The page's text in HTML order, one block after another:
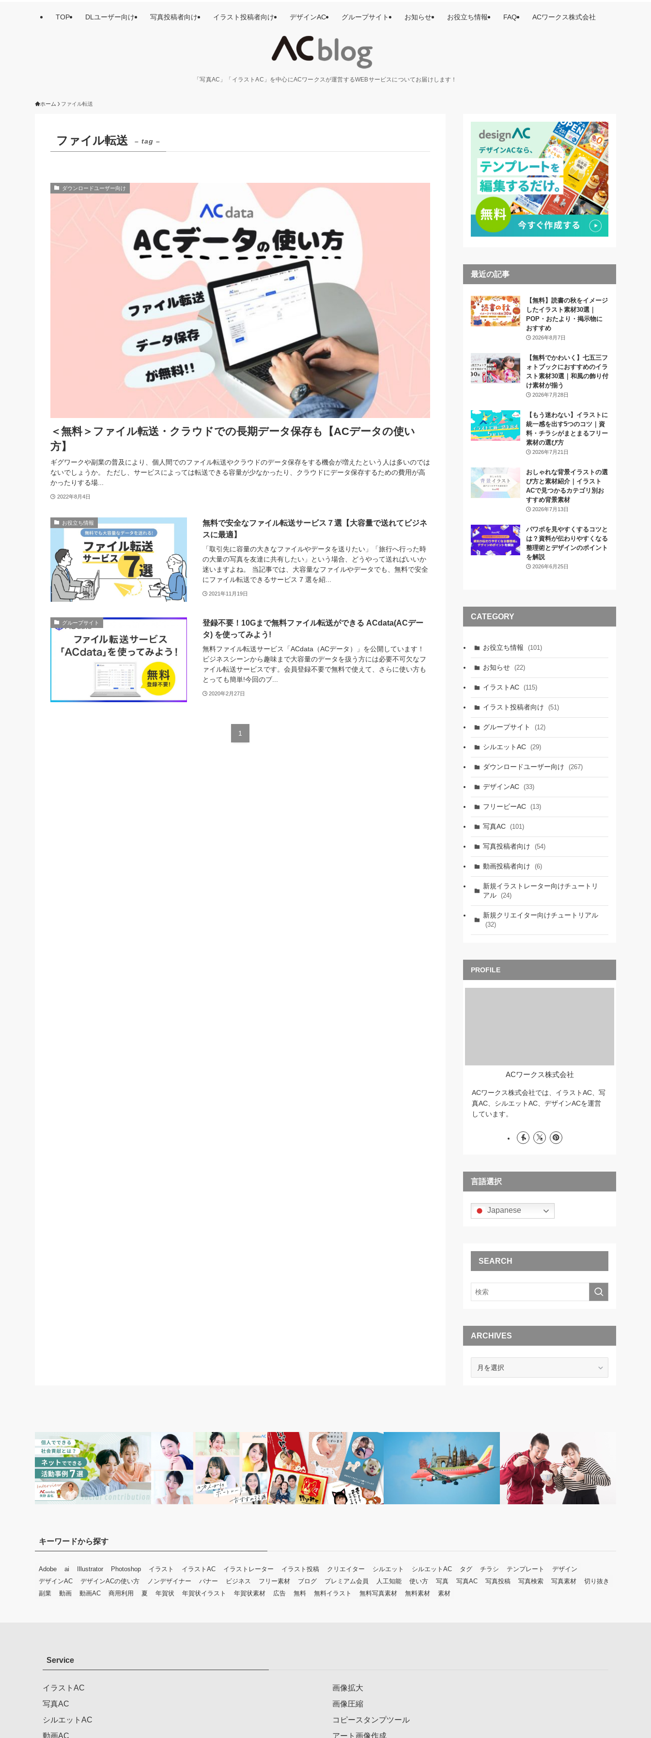
「写真AC」「イラストAC」を中心にACワークスが運営するWEBサービスについてお届けします！
TOP DLユーザー向け 写真投稿者向け イラスト投稿者向け デザインAC グループサイト お知らせ お役立ち情報 FAQ ACワークス株式会社
ホーム ファイル転送
ファイル転送 – tag –
ダウンロードユーザー向け
＜無料＞ファイル転送・クラウドでの長期データ保存も【ACデータの使い
方】
ギグワークや副業の普及により、個人間でのファイル転送やクラウドのデータ保存をする機会が増えたという人は多いのでは
ないでしょうか。 ただし、サービスによっては転送できる容量が少なかったり、クラウドにデータ保存するための費用が高
かったりする場...
2022年8月4日
お役立ち情報
無料で安全なファイル転送サービス７選【大容量で送れてビジネ
スに最適】
「取引先に容量の大きなファイルやデータを送りたい」「旅行へ行った時
の大量の写真を友達に共有したい」という場合、どうやって送ればいいか
迷いますよね。 当記事では、大容量なファイルやデータでも、無料で安全
にファイル転送できるサービス 7 選を紹...
2021年11月19日
グループサイト
登録不要！10Gまで無料ファイル転送ができる ACdata(ACデー
タ) を使ってみよう!
無料ファイル転送サービス「ACdata（ACデータ）」を公開しています！
ビジネスシーンから趣味まで大容量のデータを扱う方には必要不可欠なフ
ァイル転送サービスです。会員登録不要で無料で使えて、さらに使い方も
とっても簡単!今回のブ...
2020年2月27日
1
最近の記事
【無料】読書の秋をイメージ
したイラスト素材30選｜
POP・おたより・掲示物に
おすすめ
2026年8月7日
【無料でかわいく】七五三フ
ォトブックにおすすめのイラ
スト素材30選｜和風の飾り付
け素材が揃う
2026年7月28日
【もう迷わない】イラストに
統一感を出す5つのコツ｜資
料・チラシがまとまるフリー
素材の選び方
2026年7月21日
おしゃれな背景イラストの選
び方と素材紹介｜イラスト
ACで見つかるカテゴリ別お
すすめ背景素材
2026年7月13日
パワポを見やすくするコツと
は？資料が伝わりやすくなる
整理術とデザインのポイント
を解説
2026年6月25日
CATEGORY
お役立ち情報 (101)
お知らせ (22)
イラストAC (115)
イラスト投稿者向け (51)
グループサイト (12)
シルエットAC (29)
ダウンロードユーザー向け (267)
デザインAC (33)
フリービーAC (13)
写真AC (101)
写真投稿者向け (54)
動画投稿者向け (6)
新規イラストレーター向けチュートリ
アル (24)
新規クリエイター向けチュートリアル
(32)
ACワークス株式会社
ACワークス株式会社では、イラストAC、写
真AC、シルエットAC、デザインACを運営
しています。
言語選択
Japanese
SEARCH
ARCHIVES
ARCHIVES
キーワードから探す
Adobe ai Illustrator Photoshop イラスト イラストAC イラストレーター イラスト投稿 クリエイター シルエット シルエットAC タグ チラシ テンプレート
デザイン
デザインAC
デザインACの使い方 ノンデザイナー バナー ビジネス フリー素材 ブログ プレミアム会員 人工知能 使い方 写真 写真AC 写真投稿 写真検索 写真素材
切り抜き
副業
動画 動画AC 商用利用 夏 年賀状 年賀状イラスト 年賀状素材 広告 無料 無料イラスト 無料写真素材 無料素材 素材
Service
イラストAC
写真AC
シルエットAC
動画AC
画像拡大
画像圧縮
コピースタンプツール
アート画像作成